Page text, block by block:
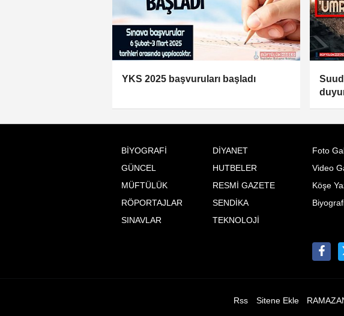
YKS 2025 başvuruları başladı
BİYOGRAFİ
DİYANET
GÜNCEL
HUTBELER
MÜFTÜLÜK
RESMİ GAZETE
RÖPORTAJLAR
SENDİKA
SINAVLAR
TEKNOLOJİ
Foto
Video
Köşe
Rss Sitene Ekle